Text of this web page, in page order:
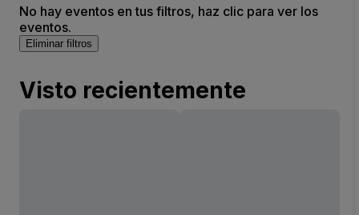
No hay eventos en tus filtros, haz clic para ver los
eventos.
Eliminar filtros
Visto recientemente